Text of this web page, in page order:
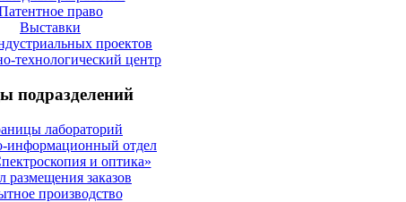
право
Выставки
проектов
технологический центр
подразделений
лабораторий
информационный отдел
и оптика»
размещения заказов
производство